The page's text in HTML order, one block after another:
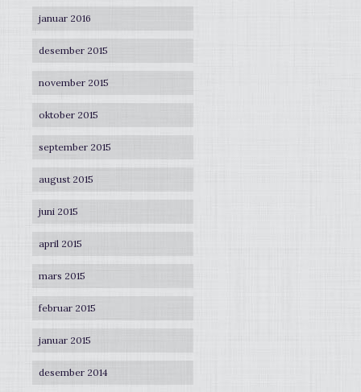
januar 2016
desember 2015
november 2015
oktober 2015
september 2015
august 2015
juni 2015
april 2015
mars 2015
februar 2015
januar 2015
desember 2014